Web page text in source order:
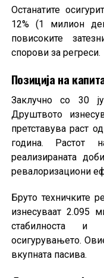
Останатите
12% (1 милион
повисоките
спорови за регреси.
Позиција на
Заклучно со 30
Друштвото
претставува раст
година. Растот
реализираната
ревалоризациони
Бруто техничките
изнесуваат 2.095
стабилноста
осигурувањето.
вкупната пасива.